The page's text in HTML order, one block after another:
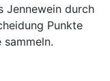
Jennewein durch
Punkte